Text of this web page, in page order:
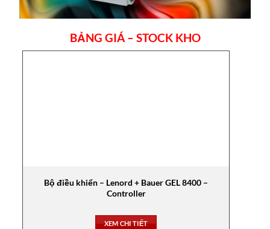
BẢNG GIÁ – STOCK KHO
Bộ điều khiển – Lenord + Bauer GEL 8400 –
Controller
XEM CHI TIẾT